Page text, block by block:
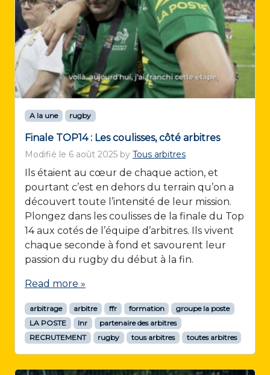
A la une rugby
Finale TOP14 : Les coulisses, côté arbitres
Modifié le 6 août 2025 by Tous arbitres
Ils étaient au cœur de chaque action, et
pourtant c’est en dehors du terrain qu’on a
découvert toute l’intensité de leur mission.
Plongez dans les coulisses de la finale du Top
14 aux cotés de l’équipe d’arbitres. Ils vivent
chaque seconde à fond et savourent leur
passion du rugby du début à la fin.
Read more »
arbitrage arbitre ffr formation
groupe la poste
LA POSTE
lnr
partenaire des arbitres
RECRUTEMENT
rugby tous arbitres toutes arbitres